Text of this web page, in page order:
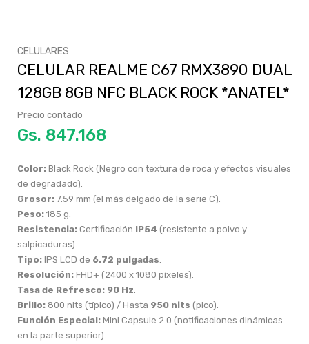
CELULARES
CELULAR REALME C67 RMX3890 DUAL
128GB 8GB NFC BLACK ROCK *ANATEL*
Precio contado
Gs.
Color: Black Rock (Negro con textura de roca y efectos visuales
de degradado).
Grosor: 7.59 mm (el más delgado de la serie C).
Peso: 185 g.
Resistencia: Certificación IP54 (resistente a polvo y
salpicaduras).
Tipo: IPS LCD de 6.72 pulgadas
Resolución: FHD+ (2400 x 1080 píxeles).
Tasa de Refresco: 90 Hz
Brillo: 800 nits (típico) / Hasta 950 nits (pico).
Función Especial: Mini Capsule 2.0 (notificaciones dinámicas
en la parte superior).